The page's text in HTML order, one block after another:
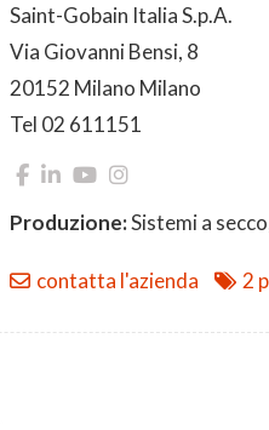
Saint-Gobain Italia S.p.A.
Via Giovanni Bensi, 8
20152 Milano Milano
Tel 02 611151
Produzione:Sistemi a
contatta l'azienda 2